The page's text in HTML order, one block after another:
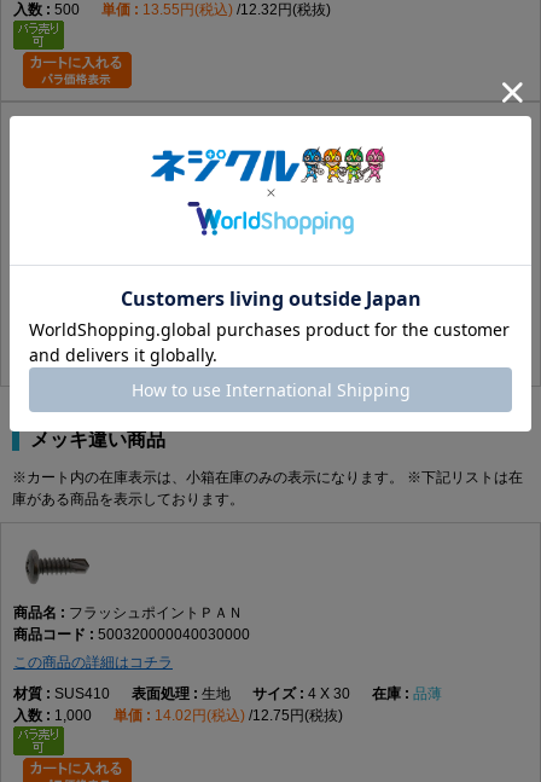
500
13.55円(税込) 12.32円(税抜)
500310000040030008
18.37円(税込) 16.7円(税抜)
メッキ違い商品
※カート内の在庫表示は、小箱在庫のみの表示になります。 ※下記リストは在
庫がある商品を表示しております。
フラッシュポイントＰＡＮ
500320000040030000
この商品の詳細はコチラ
SUS410
生地 4 X 30
品薄
1,000
14.02円(税込) 12.75円(税抜)